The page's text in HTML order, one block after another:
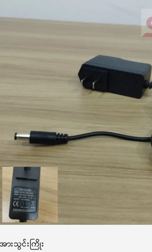
အားသွင်းကြိုး